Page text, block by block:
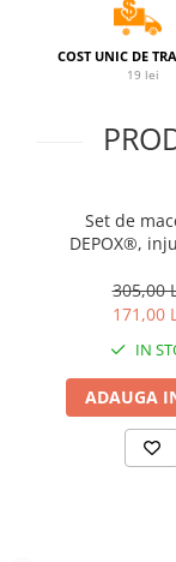
Echipamente
Jocuri de sah si
Produse si
Cutite & seturi de
Cutite macelarie
Accesori casa &
Accesorii mese si
Articole ambalare
COST UNIC DE
19 lei
Set de
DEPOX®,
si 305,00
171,00
IN
ADAUGA